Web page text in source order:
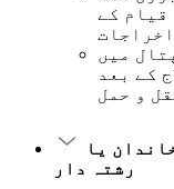
قیام کے
اخراجات
میں
کے بعد
و حمل
یا
رشتہ دار